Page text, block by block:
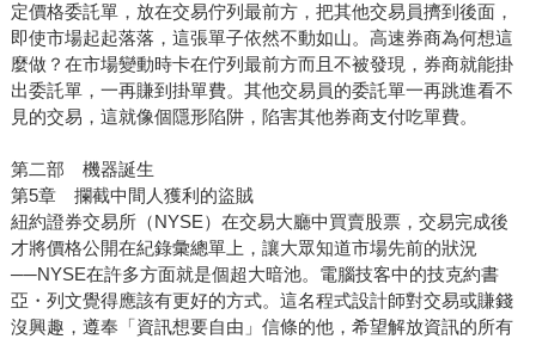
定價格委託單，放在交易佇列最前方，把其他交易員擠到後面，
即使市場起起落落，這張單子依然不動如山。高速券商為何想這
麼做？在市場變動時卡在佇列最前方而且不被發現，券商就能掛
出委託單，一再賺到掛單費。其他交易員的委託單一再跳進看不
見的交易，這就像個隱形陷阱，陷害其他券商支付吃單費。
第二部 機器誕生
第5章 攔截中間人獲利的盜賊
紐約證券交易所（NYSE）在交易大廳中買賣股票，交易完成後
才將價格公開在紀錄彙總單上，讓大眾知道市場先前的狀況
──NYSE在許多方面就是個超大暗池。電腦技客中的技克約書
亞・列文覺得應該有更好的方式。這名程式設計師對交易或賺錢
沒興趣，遵奉「資訊想要自由」信條的他，希望解放資訊的所有